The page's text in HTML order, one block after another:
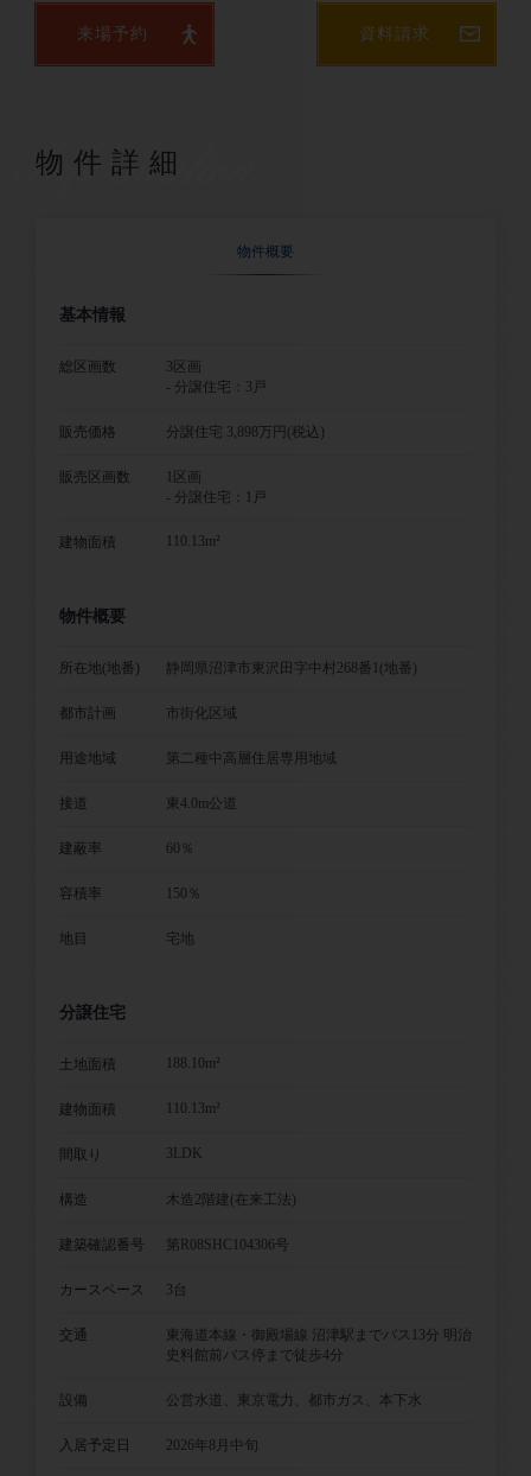
来場予約 資料請求
物件詳細
物件概要
基本情報
総区画数
3区画
- 分譲住宅：3戸
販売価格 分譲住宅 3,898万円(税込)
販売区画数
1区画
- 分譲住宅：1戸
建物面積 110.13m²
物件概要
所在地(地番) 静岡県沼津市東沢田字中村268番1(地番)
都市計画 市街化区域
用途地域 第二種中高層住居専用地域
接道 東4.0m公道
建蔽率 60％
容積率 150％
地目 宅地
分譲住宅
土地面積 188.10m²
建物面積 110.13m²
間取り 3LDK
構造 木造2階建(在来工法)
建築確認番号 第R08SHC104306号
カースペース 3台
交通
東海道本線・御殿場線 沼津駅までバス13分 明治
史料館前バス停まで徒歩4分
設備 公営水道、東京電力、都市ガス、本下水
入居予定日 2026年8月中旬